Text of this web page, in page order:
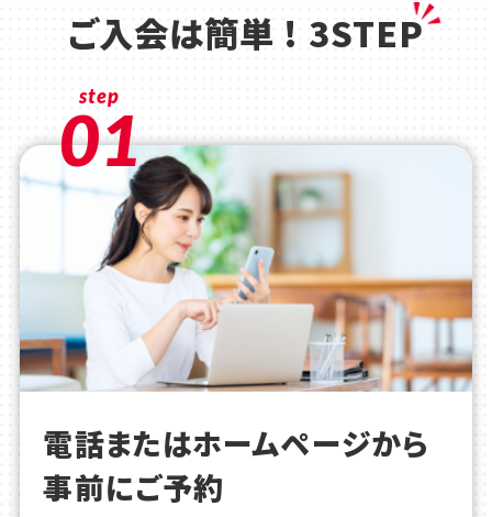
ご入会は簡単 ! 3STEP
step
01
電話またはホームページから
事前にご予約